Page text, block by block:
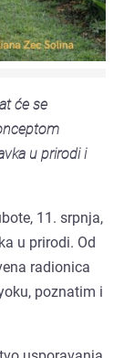
će se
u prirodi i
11. srpnja,
u prirodi. Od
radionica
poznatim i